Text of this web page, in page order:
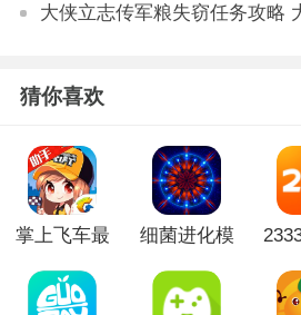
猜你喜欢
掌上飞车最
细菌进化模